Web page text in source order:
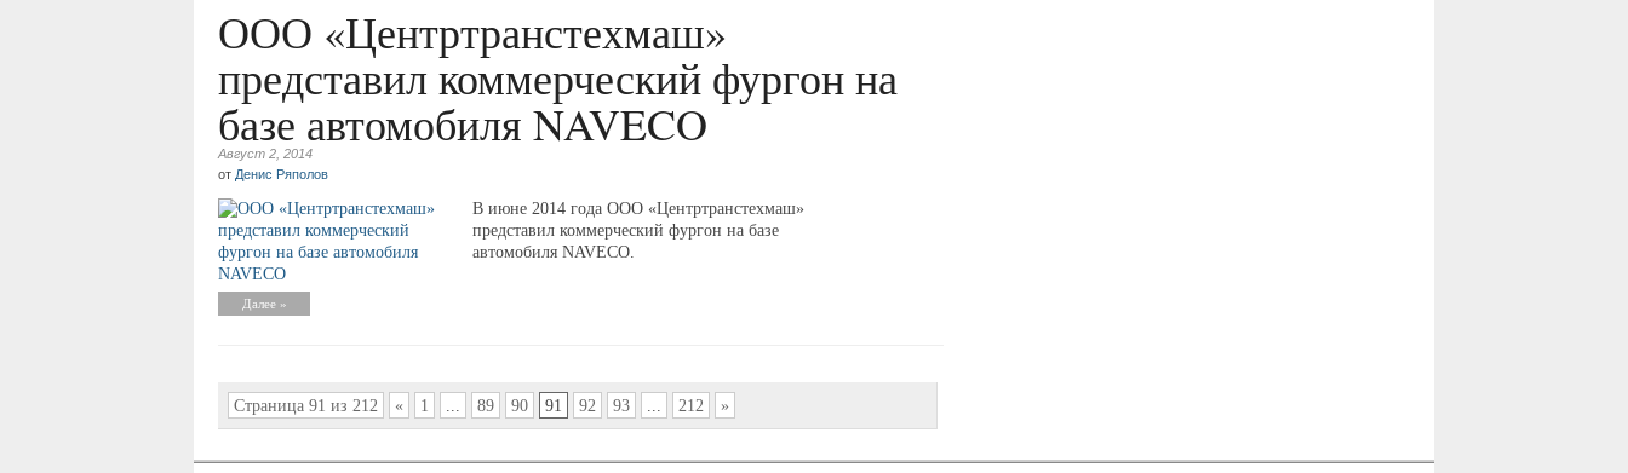
ООО «Центртранстехмаш»
представил коммерческий фургон на
базе автомобиля NAVECO
Август 2, 2014
от Денис Ряполов
В июне 2014 года ООО «Центртранстехмаш»
представил коммерческий фургон на базе
автомобиля NAVECO.
Далее »
Страница 91 из 212 « 1 89 90 91 92 93 212 »